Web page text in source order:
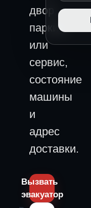
двор,
паркинг
или
сервис,
состояние
машины
и
адрес
доставки.
Вызвать
эвакуатор